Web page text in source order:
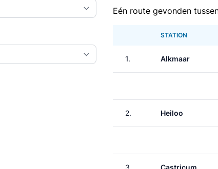
Eén route gevonden
STATION
1. Alkmaar
2. Heiloo
3. Castricum